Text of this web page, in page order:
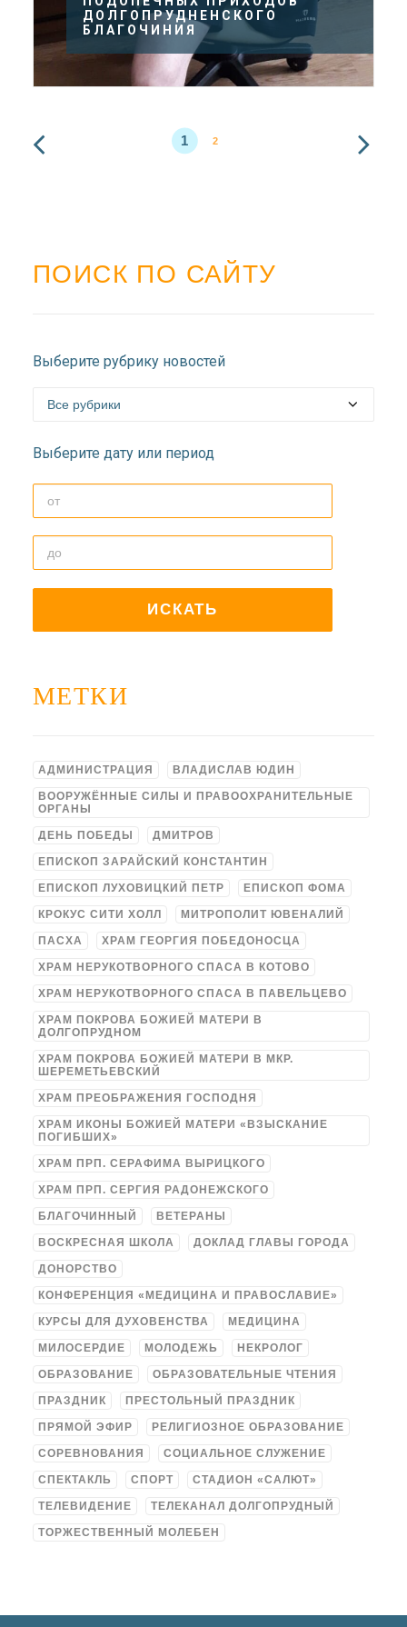
ДОЛГОПРУДНЕНСКОГО
БЛАГОЧИНИЯ
1 2
ПОИСК ПО САЙТУ
Выберите рубрику новостей
Выберите дату или период
МЕТКИ
АДМИНИСТРАЦИЯ ВЛАДИСЛАВ ЮДИН
ВООРУЖЁННЫЕ СИЛЫ И ПРАВООХРАНИТЕЛЬНЫЕ
ОРГАНЫ
ДЕНЬ ПОБЕДЫ ДМИТРОВ
ЕПИСКОП ЗАРАЙСКИЙ КОНСТАНТИН
ЕПИСКОП ЛУХОВИЦКИЙ ПЕТР ЕПИСКОП ФОМА
КРОКУС СИТИ ХОЛЛ МИТРОПОЛИТ ЮВЕНАЛИЙ
ПАСХА ХРАМ ГЕОРГИЯ ПОБЕДОНОСЦА
ХРАМ НЕРУКОТВОРНОГО СПАСА В КОТОВО
ХРАМ НЕРУКОТВОРНОГО СПАСА В ПАВЕЛЬЦЕВО
ХРАМ ПОКРОВА БОЖИЕЙ МАТЕРИ В
ДОЛГОПРУДНОМ
ХРАМ ПОКРОВА БОЖИЕЙ МАТЕРИ В МКР.
ШЕРЕМЕТЬЕВСКИЙ
ХРАМ ПРЕОБРАЖЕНИЯ ГОСПОДНЯ
ХРАМ ИКОНЫ БОЖИЕЙ МАТЕРИ «ВЗЫСКАНИЕ
ПОГИБШИХ»
ХРАМ ПРП. СЕРАФИМА ВЫРИЦКОГО
ХРАМ ПРП. СЕРГИЯ РАДОНЕЖСКОГО
БЛАГОЧИННЫЙ ВЕТЕРАНЫ
ВОСКРЕСНАЯ ШКОЛА ДОКЛАД ГЛАВЫ ГОРОДА
ДОНОРСТВО
КОНФЕРЕНЦИЯ «МЕДИЦИНА И ПРАВОСЛАВИЕ»
КУРСЫ ДЛЯ ДУХОВЕНСТВА МЕДИЦИНА
МИЛОСЕРДИЕ МОЛОДЕЖЬ НЕКРОЛОГ
ОБРАЗОВАНИЕ ОБРАЗОВАТЕЛЬНЫЕ ЧТЕНИЯ
ПРАЗДНИК ПРЕСТОЛЬНЫЙ ПРАЗДНИК
ПРЯМОЙ ЭФИР РЕЛИГИОЗНОЕ ОБРАЗОВАНИЕ
СОРЕВНОВАНИЯ СОЦИАЛЬНОЕ СЛУЖЕНИЕ
СПЕКТАКЛЬ СПОРТ СТАДИОН «САЛЮТ»
ТЕЛЕВИДЕНИЕ ТЕЛЕКАНАЛ ДОЛГОПРУДНЫЙ
ТОРЖЕСТВЕННЫЙ МОЛЕБЕН